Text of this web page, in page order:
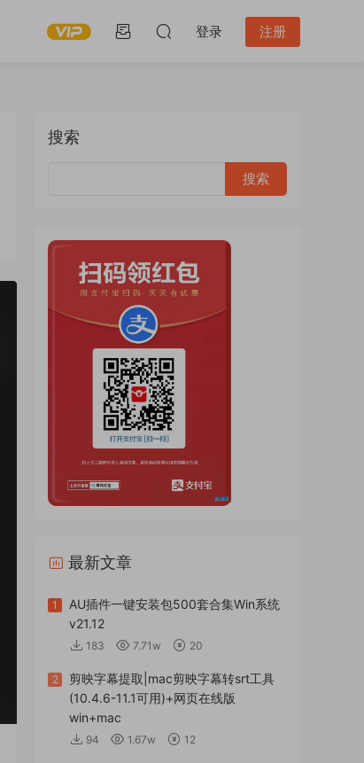
登录 注册
搜索
最新文章
1
AU插件一键安装包500套合集Win系统
v21.12
183 7.71w 20
2
剪映字幕提取|mac剪映字幕转srt工具
(10.4.6-11.1可用)+网页在线版
win+mac
94 1.67w 12